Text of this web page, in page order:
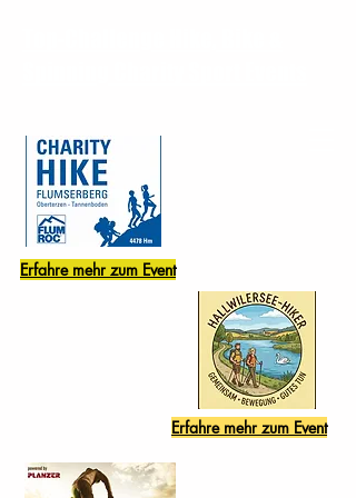
Erfahre mehr zum Event
Erfahre mehr zum Event